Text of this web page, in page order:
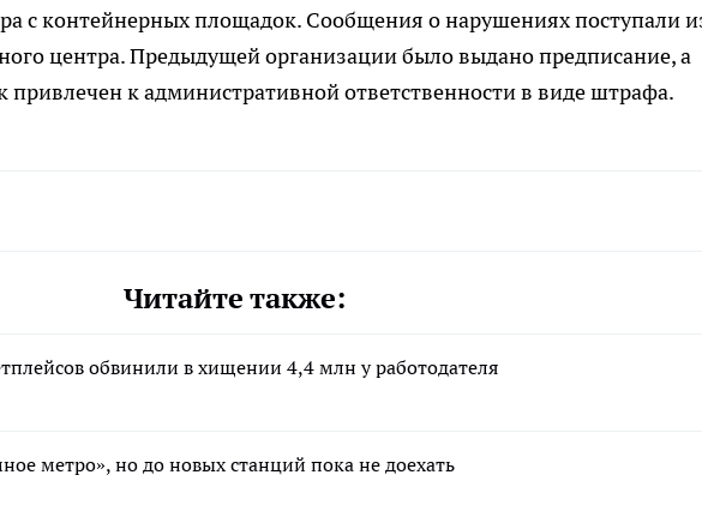
с контейнерных площадок. Сообщения о нарушениях поступали
центра. Предыдущей организации было выдано предписание, а
привлечен к административной ответственности в виде штрафа.
Читайте также:
обвинили в хищении 4,4 млн у работодателя
метро», но до новых станций пока не доехать